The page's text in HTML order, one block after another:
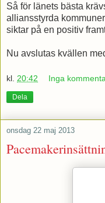
Så för länets bästa
alliansstyrda
siktar på en positiv
Nu avslutas kvällen
kl. 20:42 Inga
Dela
onsdag 22 maj 2013